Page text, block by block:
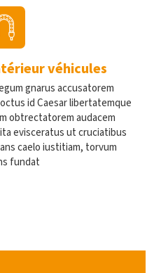
véhicules
gnarus accusatorem
id Caesar libertatemque
obtrectatorem audacem
evisceratus ut cruciatibus
caelo iustitiam, torvum
fundat